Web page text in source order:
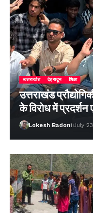
उत्तराखंड देहरादून शिक्षा
उत्तराखंड
के विरोध में प्रदर्शन
Lokesh Badoni July